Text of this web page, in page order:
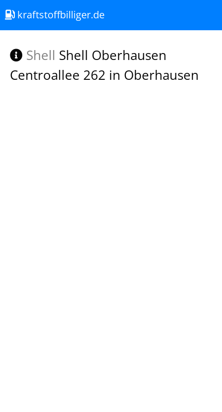
kraftstoffbilliger.de
Shell Shell Oberhausen
Centroallee 262 in Oberhausen